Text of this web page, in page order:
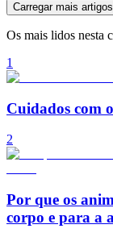
Carregar mais artigos
Os mais lidos nesta
1
Cuidados com
2
Por que os
corpo e para a